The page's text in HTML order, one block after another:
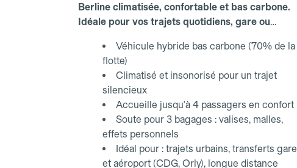
Berline climatisée, confortable et bas carbone.
Idéale pour vos trajets quotidiens, gare ou
Véhicule hybride bas carbone (70% de la
flotte)
Climatisé et insonorisé pour un trajet
silencieux
Accueille jusqu'à 4 passagers en confort
Soute pour 3 bagages : valises, malles,
effets personnels
Idéal pour : trajets urbains, transferts gare
et aéroport (CDG, Orly), longue distance